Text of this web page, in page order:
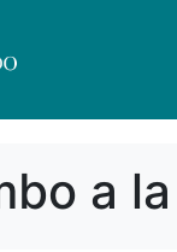
a